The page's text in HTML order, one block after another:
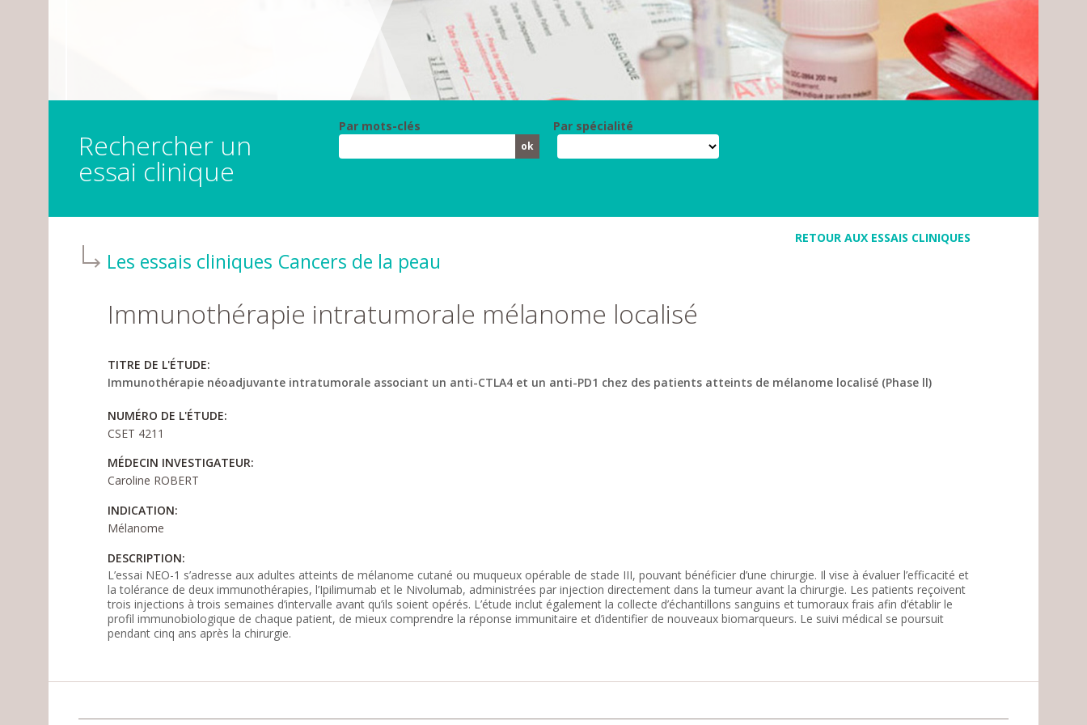
Rechercher un
essai clinique
Par mots-clés Par spécialité
Les essais cliniques Cancers de la peau
RETOUR AUX ESSAIS CLINIQUES
Immunothérapie intratumorale mélanome localisé
TITRE DE L'ÉTUDE:
Immunothérapie néoadjuvante intratumorale associant un anti-CTLA4 et un anti-PD1 chez des patients atteints de mélanome localisé (Phase ll)
NUMÉRO DE L'ÉTUDE:
CSET 4211
MÉDECIN INVESTIGATEUR:
Caroline ROBERT
INDICATION:
Mélanome
DESCRIPTION:
L’essai NEO-1 s’adresse aux adultes atteints de mélanome cutané ou muqueux opérable de stade III, pouvant bénéficier d’une chirurgie. Il vise à évaluer l’efficacité et
la tolérance de deux immunothérapies, l’Ipilimumab et le Nivolumab, administrées par injection directement dans la tumeur avant la chirurgie. Les patients reçoivent
trois injections à trois semaines d’intervalle avant qu’ils soient opérés. L’étude inclut également la collecte d’échantillons sanguins et tumoraux frais afin d’établir le
profil immunobiologique de chaque patient, de mieux comprendre la réponse immunitaire et d’identifier de nouveaux biomarqueurs. Le suivi médical se poursuit
pendant cinq ans après la chirurgie.